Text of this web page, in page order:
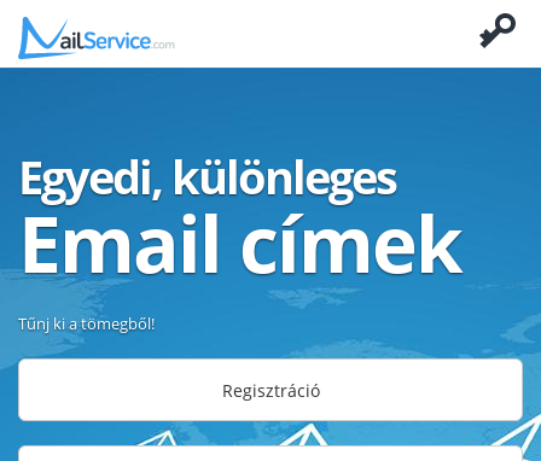
Egyedi, különleges
Email címek
Tűnj ki a tömegből!
Regisztráció